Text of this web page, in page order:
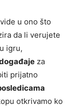
u ono što
da li verujete
igru,
za
prijatno
otkrivamo ko